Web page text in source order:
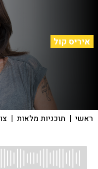
איריס קול
ראשי | תוכניות מלאות |